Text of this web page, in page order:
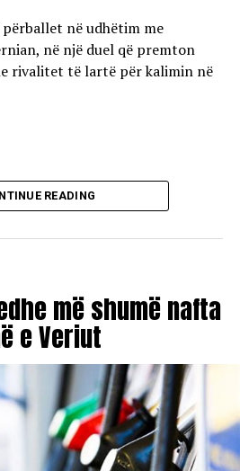
në udhëtim me
në një duel që premton
rivalitet të lartë për kalimin në
READING
më shumë nafta
e Veriut